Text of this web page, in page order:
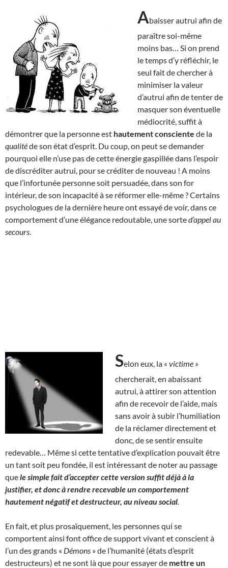
Abaisser autrui afin de
paraître soi-même
moins bas… Si on prend
le temps d’y réfléchir, le
seul fait de chercher à
minimiser la valeur
d’autrui afin de tenter de
masquer son éventuelle
médiocrité, suffit à
démontrer que la personne est hautement consciente de la
qualitéde son état d’esprit. Du coup, on peut se demander
pourquoi elle n’use pas de cette énergie gaspillée dans l’espoir
de discréditer autrui, pour se créditer de nouveau ! A moins
que l’infortunée personne soit persuadée, dans son for
intérieur, de son incapacité à se réformer elle-même ? Certains
psychologues de la dernière heure ont essayé de voir, dans ce
comportement d’une élégance redoutable, une sorted’appel au
secours
Selon eux, la « victime »
chercherait, en abaissant
autrui, à attirer son attention
afin de recevoir de l’aide, mais
sans avoir à subir l’humiliation
de la réclamer directement et
donc, de se sentir ensuite
redevable… Même si cette tentative d’explication pouvait être
un tant soit peu fondée, il est intéressant de noter au passage
quele simple fait d’accepter cette version suffit déjà à la
justifier, et donc à rendre recevable un comportement
hautement négatif et destructeur, au niveau social
En fait, et plus prosaïquement, les personnes qui se
comportent ainsi font office de support vivant et conscient à
l’un des grands « Démons » de l’humanité (états d’esprit
destructeurs) et ne sont là que pour essayer de mettre un